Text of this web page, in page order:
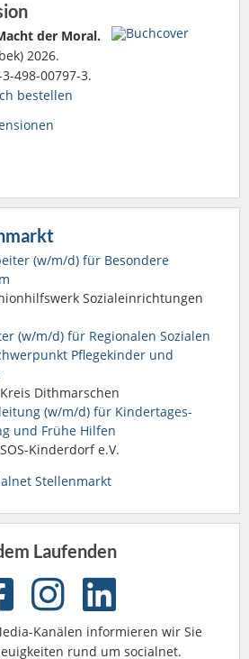
der Moral.
2026.
498-00797-3.
bestellen
(w/m/d) für Besondere
Sozialeinrichtungen
(w/m/d) für Regionalen Sozialen
Pflegekinder und
Dithmarschen
(w/m/d) für Kindertages­
und Frühe Hilfen
Kinderdorf e.V.
Stellenmarkt
Laufenden
Kanälen informieren wir Sie
rund um socialnet.